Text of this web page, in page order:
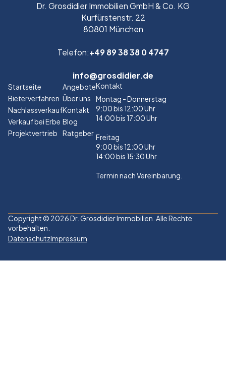
Dr. Grosdidier Immobilien GmbH & Co. KG
Kurfürstenstr. 22
80801 München
Telefon:+49 89 38 38 0 4747
info@grosdidier.de
Startseite
Bieterverfahren
Nachlassverkauf
Verkauf bei Erbe
Projektvertrieb
Angebote
Über uns
Kontakt
Blog
Ratgeber
Kontakt
Montag - Donnerstag
9:00 bis 12:00 Uhr
14:00 bis 17:00 Uhr
Freitag
9:00 bis 12:00 Uhr
14:00 bis 15:30 Uhr
Termin nach Vereinbarung.
Copyright © 2026 Dr. Grosdidier Immobilien. Alle Rechte
vorbehalten.
DatenschutzImpressum